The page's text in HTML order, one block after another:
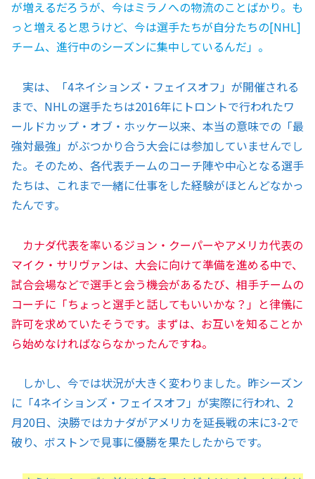
が増えるだろうが、今はミラノへの物流のことばかり。も
っと増えると思うけど、今は選手たちが自分たちの[NHL]
チーム、進行中のシーズンに集中しているんだ」。
実は、「4ネイションズ・フェイスオフ」が開催される
まで、NHLの選手たちは2016年にトロントで行われたワ
ールドカップ・オブ・ホッケー以来、本当の意味での「最
強対最強」がぶつかり合う大会には参加していませんでし
た。そのため、各代表チームのコーチ陣や中心となる選手
たちは、これまで一緒に仕事をした経験がほとんどなかっ
たんです。
カナダ代表を率いるジョン・クーパーやアメリカ代表の
マイク・サリヴァンは、大会に向けて準備を進める中で、
試合会場などで選手と会う機会があるたび、相手チームの
コーチに「ちょっと選手と話してもいいかな？」と律儀に
許可を求めていたそうです。まずは、お互いを知ることか
ら始めなければならなかったんですね。
しかし、今では状況が大きく変わりました。昨シーズン
に「4ネイションズ・フェイスオフ」が実際に行われ、2
月20日、決勝ではカナダがアメリカを延長戦の末に3-2で
破り、ボストンで見事に優勝を果たしたからです。